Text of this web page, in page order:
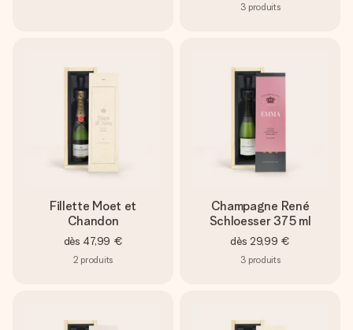
3 produits
Fillette Moet et
Chandon
dès 47,99 €
2 produits
Champagne René
Schloesser 375 ml
dès 29,99 €
3 produits